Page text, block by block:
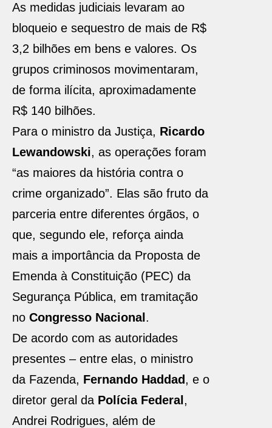
As medidas judiciais levaram ao
bloqueio e sequestro de mais de R$
3,2 bilhões em bens e valores. Os
grupos criminosos movimentaram,
de forma ilícita, aproximadamente
R$ 140 bilhões.
Para o ministro da Justiça, Ricardo
Lewandowski, as operações foram
“as maiores da história contra o
crime organizado”. Elas são fruto da
parceria entre diferentes órgãos, o
que, segundo ele, reforça ainda
mais a importância da Proposta de
Emenda à Constituição (PEC) da
Segurança Pública, em tramitação
no Congresso Nacional .
De acordo com as autoridades
presentes – entre elas, o ministro
da Fazenda, Fernando Haddad, e o
diretor geral da Polícia Federal ,
Andrei Rodrigues, além de